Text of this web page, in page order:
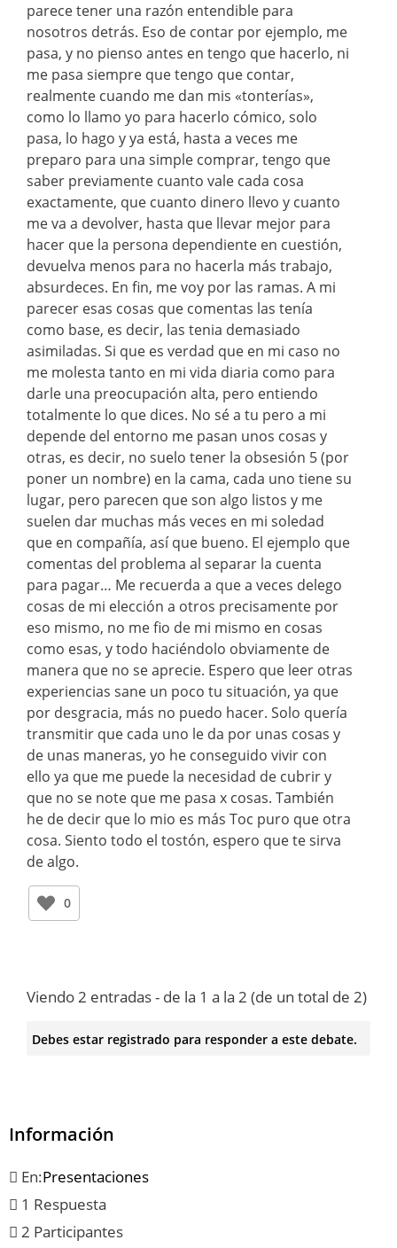
parece tener una razón entendible para
nosotros detrás. Eso de contar por ejemplo, me
pasa, y no pienso antes en tengo que hacerlo, ni
me pasa siempre que tengo que contar,
realmente cuando me dan mis «tonterías»,
como lo llamo yo para hacerlo cómico, solo
pasa, lo hago y ya está, hasta a veces me
preparo para una simple comprar, tengo que
saber previamente cuanto vale cada cosa
exactamente, que cuanto dinero llevo y cuanto
me va a devolver, hasta que llevar mejor para
hacer que la persona dependiente en cuestión,
devuelva menos para no hacerla más trabajo,
absurdeces. En fin, me voy por las ramas. A mi
parecer esas cosas que comentas las tenía
como base, es decir, las tenia demasiado
asimiladas. Si que es verdad que en mi caso no
me molesta tanto en mi vida diaria como para
darle una preocupación alta, pero entiendo
totalmente lo que dices. No sé a tu pero a mi
depende del entorno me pasan unos cosas y
otras, es decir, no suelo tener la obsesión 5 (por
poner un nombre) en la cama, cada uno tiene su
lugar, pero parecen que son algo listos y me
suelen dar muchas más veces en mi soledad
que en compañía, así que bueno. El ejemplo que
comentas del problema al separar la cuenta
para pagar… Me recuerda a que a veces delego
cosas de mi elección a otros precisamente por
eso mismo, no me fio de mi mismo en cosas
como esas, y todo haciéndolo obviamente de
manera que no se aprecie. Espero que leer otras
experiencias sane un poco tu situación, ya que
por desgracia, más no puedo hacer. Solo quería
transmitir que cada uno le da por unas cosas y
de unas maneras, yo he conseguido vivir con
ello ya que me puede la necesidad de cubrir y
que no se note que me pasa x cosas. También
he de decir que lo mio es más Toc puro que otra
cosa. Siento todo el tostón, espero que te sirva
de algo.
0
Viendo 2 entradas - de la 1 a la 2 (de un total de 2)
Debes estar registrado para responder a este debate.
Información
En:Presentaciones
1 Respuesta
2 Participantes